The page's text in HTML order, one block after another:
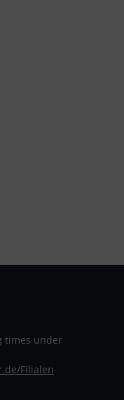
times under
Filialen